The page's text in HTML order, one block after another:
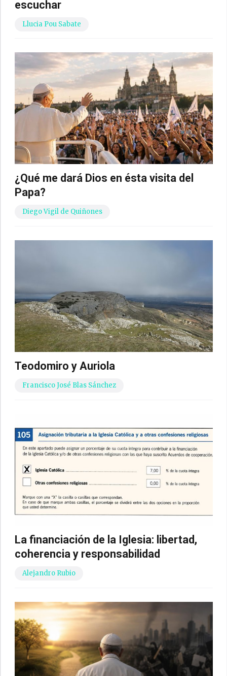
escuchar
Llucia Pou Sabate
¿Qué me dará Dios en ésta visita del
Papa?
Diego Vigil de Quiñones
Teodomiro y Auriola
Francisco José Blas Sánchez
La financiación de la Iglesia: libertad,
coherencia y responsabilidad
Alejandro Rubio